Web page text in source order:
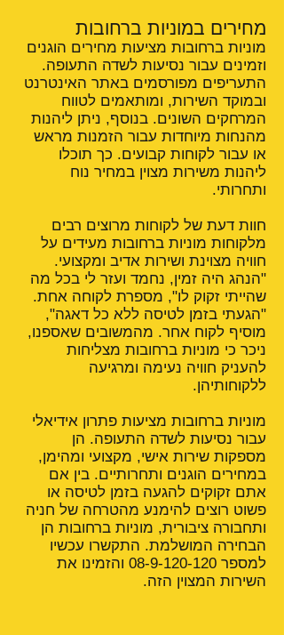
מחירים במוניות ברחובות
מוניות ברחובות מציעות מחירים הוגנים
וזמינים עבור נסיעות לשדה התעופה.
התעריפים מפורסמים באתר האינטרנט
ובמוקד השירות, ומותאמים לטווח
המרחקים השונים. בנוסף, ניתן ליהנות
מהנחות מיוחדות עבור הזמנות מראש
או עבור לקוחות קבועים. כך תוכלו
ליהנות משירות מצוין במחיר נוח
ותחרותי.
חוות דעת של לקוחות מרוצים רבים
מלקוחות מוניות ברחובות מעידים על
חוויה מצוינת ושירות אדיב ומקצועי.
"הנהג היה זמין, נחמד ועזר לי בכל מה
שהייתי זקוק לו", מספרת לקוחה אחת.
"הגעתי בזמן לטיסה ללא כל דאגה",
מוסיף לקוח אחר. מהמשובים שאספנו,
ניכר כי מוניות ברחובות מצליחות
להעניק חוויה נעימה ומרגיעה
ללקוחותיהן.
מוניות ברחובות מציעות פתרון אידיאלי
עבור נסיעות לשדה התעופה. הן
מספקות שירות אישי, מקצועי ומהימן,
במחירים הוגנים ותחרותיים. בין אם
אתם זקוקים להגעה בזמן לטיסה או
פשוט רוצים להימנע מהטרחה של חניה
ותחבורה ציבורית, מוניות ברחובות הן
הבחירה המושלמת. התקשרו עכשיו
למספר 08-9-120-120 והזמינו את
השירות המצוין הזה.